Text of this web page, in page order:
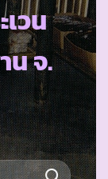
เวน
น จ.